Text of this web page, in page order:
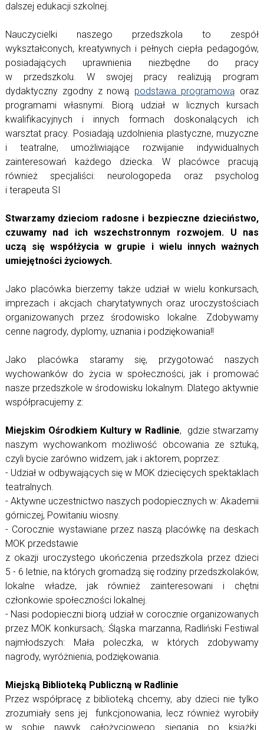
dalszej edukacji szkolnej.
Nauczycielki naszego przedszkola to zespół
wykształconych, kreatywnych i pełnych ciepła pedagogów,
posiadających uprawnienia niezbędne do pracy
w przedszkolu. W swojej pracy realizują program
dydaktyczny zgodny z nową podstawa programową oraz
programami własnymi. Biorą udział w licznych kursach
kwalifikacyjnych i innych formach doskonalących ich
warsztat pracy. Posiadają uzdolnienia plastyczne, muzyczne
i teatralne, umożliwiające rozwijanie indywidualnych
zainteresowań każdego dziecka. W placówce pracują
również specjaliści: neurologopeda oraz psycholog
i terapeuta SI
Stwarzamy dzieciom radosne i bezpieczne dzieciństwo,
czuwamy nad ich wszechstronnym rozwojem. U nas
uczą się współżycia w grupie i wielu innych ważnych
umiejętności życiowych.
Jako placówka bierzemy także udział w wielu konkursach,
imprezach i akcjach charytatywnych oraz uroczystościach
organizowanych przez środowisko lokalne. Zdobywamy
cenne nagrody, dyplomy, uznania i podziękowania!!
Jako placówka staramy się, przygotować naszych
wychowanków do życia w społeczności, jak i promować
nasze przedszkole w środowisku lokalnym. Dlatego aktywnie
współpracujemy z:
Miejskim Ośrodkiem Kultury w Radlinie, gdzie stwarzamy
naszym wychowankom możliwość obcowania ze sztuką,
czyli bycie zarówno widzem, jak i aktorem, poprzez:
- Udział w odbywających się w MOK dziecięcych spektaklach
teatralnych.
- Aktywne uczestnictwo naszych podopiecznych w: Akademii
górniczej, Powitaniu wiosny.
- Corocznie wystawiane przez naszą placówkę na deskach
MOK przedstawie
z okazji uroczystego ukończenia przedszkola przez dzieci
5 - 6 letnie, na których gromadzą się rodziny przedszkolaków,
lokalne władze, jak również zainteresowani i chętni
członkowie społeczności lokalnej.
- Nasi podopieczni biorą udział w corocznie organizowanych
przez MOK konkursach,: Śląska marzanna, Radliński Festiwal
najmłodszych: Mała poleczka, w których zdobywamy
nagrody, wyróżnienia, podziękowania.
Miejską Biblioteką Publiczną w Radlinie
Przez współpracę z biblioteką chcemy, aby dzieci nie tylko
zrozumiały sens jej funkcjonowania, lecz również wyrobiły
w sobie nawyk całożyciowego sięgania po książki.